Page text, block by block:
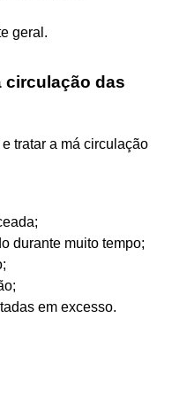
geral.
circulação das
tratar a má circulação
durante muito tempo;
em excesso.